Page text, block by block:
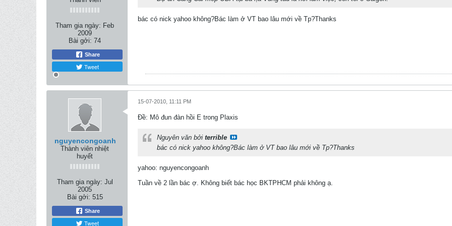
Tham gia ngày: Feb
2009
Bài gởi: 74
Share
Tweet
bác có nick yahoo không?Bác làm ở VT bao lâu mới về Tp?Thanks
nguyencongoanh
Thành viên nhiệt
huyết
Tham gia ngày: Jul
2005
Bài gởi: 515
Share
Tweet
15-07-2010, 11:11 PM
Ðề: Mô đun đàn hồi E trong Plaxis
Nguyên văn bởi terrible
bác có nick yahoo không?Bác làm ở VT bao lâu mới về Tp?Thanks
yahoo: nguyencongoanh
Tuần về 2 lần bác ợ. Không biết bác học BKTPHCM phải không ạ.